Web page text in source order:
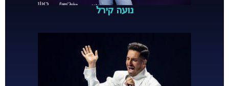
נועה קירל